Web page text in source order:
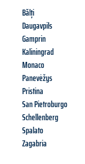
Bălți
Daugavpils
Gamprin
Kaliningrad
Monaco
Panevėžys
Pristina
San Pietroburgo
Schellenberg
Spalato
Zagabria